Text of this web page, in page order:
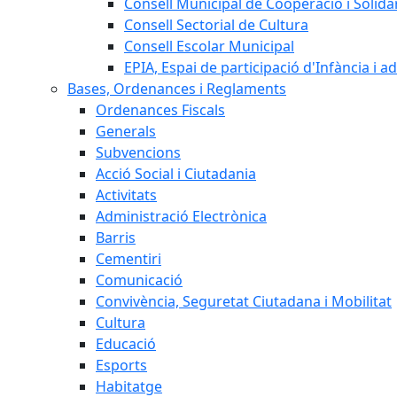
Consell Sectorial de Cultura
Consell Escolar Municipal
EPIA, Espai de participació d'Infància i
Bases, Ordenances i Reglaments
Ordenances Fiscals
Generals
Subvencions
Acció Social i Ciutadania
Activitats
Administració Electrònica
Barris
Cementiri
Comunicació
Convivència, Seguretat Ciutadana i Mobilitat
Cultura
Educació
Esports
Habitatge